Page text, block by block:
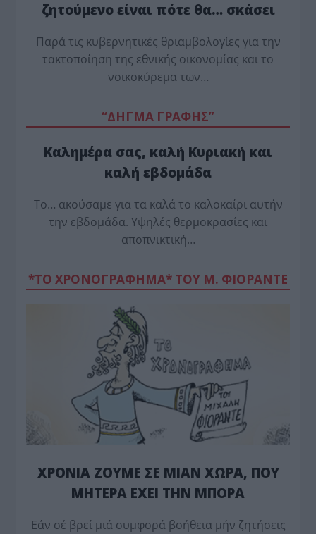
ζητούμενο είναι πότε θα… σκάσει
Παρά τις κυβερνητικές θριαμβολογίες για την
τακτοποίηση της εθνικής οικονομίας και το
νοικοκύρεμα των…
“ΔΗΓΜΑ ΓΡΑΦΗΣ”
Καλημέρα σας, καλή Κυριακή και
καλή εβδομάδα
Το… ακούσαμε για τα καλά το καλοκαίρι αυτήν
την εβδομάδα. Υψηλές θερμοκρασίες και
αποπνικτική…
*ΤΟ ΧΡΟΝΟΓΡΑΦΗΜΑ* ΤΟΥ Μ. ΦΙΟΡΆΝΤΕ
ΧΡΟΝΙΑ ΖΟΥΜΕ ΣΕ ΜΙΑΝ ΧΩΡΑ, ΠΟΥ
ΜΗΤΕΡΑ ΕΧΕΙ ΤΗΝ ΜΠΟΡΑ
Εάν σέ βρεί μιά συμφορά βοήθεια μήν ζητήσεις